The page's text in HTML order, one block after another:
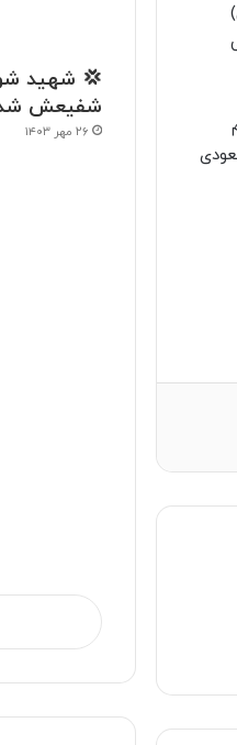
💢 شهید
شفیعش
۲۶ مهر ۱۴۰۳